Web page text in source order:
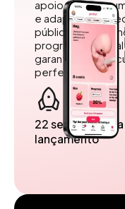
apoio. Criámos
e adaptado às
público, ao
programadores
garantir uma
perfeitas.
22 semanas
lançamento